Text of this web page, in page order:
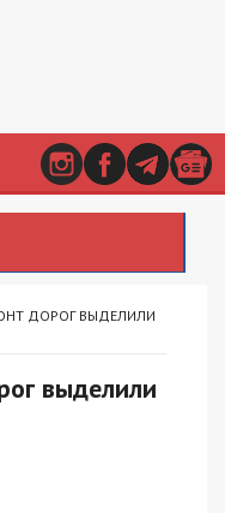
ДОРОГ ВЫДЕЛИЛИ
выделили